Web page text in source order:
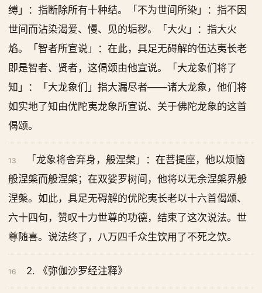
缚」：指断除所有十种结。「不为世间所染」：指不因
世间而沾染渴爱、慢、见的垢秽。「大火」：指大火
焰。「智者所宣说」：在此，具足无碍解的伍达夷长老
即是智者、贤者，这偈颂由他宣说。「大龙象们将了
知」：「大龙象们」指大漏尽者——诸大龙象，他们将
如实地了知由优陀夷龙象所宣说、关于佛陀龙象的这首
偈颂。
13
「龙象将舍弃身，般涅槃」：在菩提座，他以烦恼
般涅槃而般涅槃；在双娑罗树间，他将以无余涅槃界般
涅槃。如此，具足无碍解的优陀夷长老以十六首偈颂、
六十四句，赞叹十力世尊的功德，结束了这次说法。世
尊随喜。说法终了，八万四千众生饮用了不死之饮。
16 2. 《弥伽沙罗经注释》